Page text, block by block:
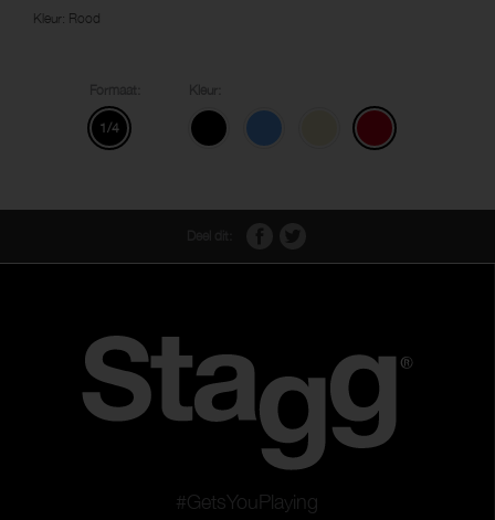
Kleur: Rood
1/4
#GetsYouPlaying